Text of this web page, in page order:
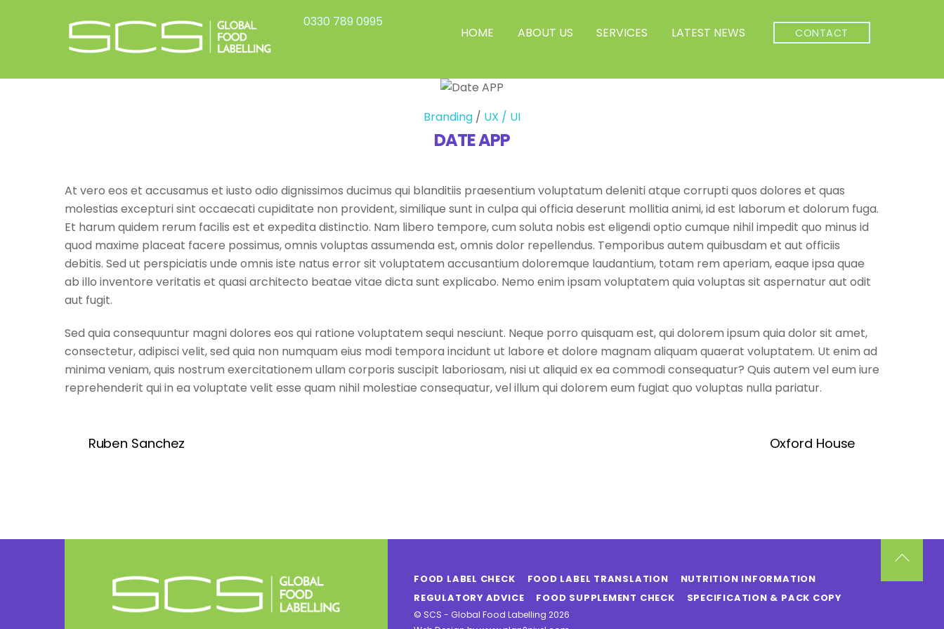
0330 789 0995
HOME ABOUT US SERVICES LATEST NEWS CONTACT
Branding / UX / UI
DATE APP
At vero eos et accusamus et iusto odio dignissimos ducimus qui blanditiis praesentium voluptatum deleniti atque corrupti quos dolores et quas
molestias excepturi sint occaecati cupiditate non provident, similique sunt in culpa qui officia deserunt mollitia animi, id est laborum et dolorum fuga.
Et harum quidem rerum facilis est et expedita distinctio. Nam libero tempore, cum soluta nobis est eligendi optio cumque nihil impedit quo minus id
quod maxime placeat facere possimus, omnis voluptas assumenda est, omnis dolor repellendus. Temporibus autem quibusdam et aut officiis
debitis. Sed ut perspiciatis unde omnis iste natus error sit voluptatem accusantium doloremque laudantium, totam rem aperiam, eaque ipsa quae
ab illo inventore veritatis et quasi architecto beatae vitae dicta sunt explicabo. Nemo enim ipsam voluptatem quia voluptas sit aspernatur aut odit
aut fugit.
Sed quia consequuntur magni dolores eos qui ratione voluptatem sequi nesciunt. Neque porro quisquam est, qui dolorem ipsum quia dolor sit amet,
consectetur, adipisci velit, sed quia non numquam eius modi tempora incidunt ut labore et dolore magnam aliquam quaerat voluptatem. Ut enim ad
minima veniam, quis nostrum exercitationem ullam corporis suscipit laboriosam, nisi ut aliquid ex ea commodi consequatur? Quis autem vel eum iure
reprehenderit qui in ea voluptate velit esse quam nihil molestiae consequatur, vel illum qui dolorem eum fugiat quo voluptas nulla pariatur.
Ruben Sanchez Oxford House
FOOD LABEL CHECK FOOD LABEL TRANSLATION
NUTRITION INFORMATION
REGULATORY ADVICE
FOOD SUPPLEMENT CHECK SPECIFICATION & PACK COPY
© SCS - Global Food Labelling 2026